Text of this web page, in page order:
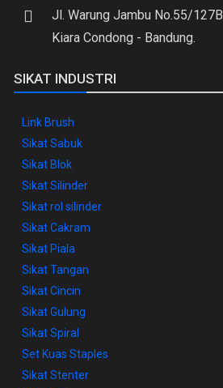
Jl. Warung Jambu No.55/127B
Kiara Condong - Bandung.
SIKAT INDUSTRI
Link Brush
Sikat Sabuk
Sikat Blok
Sikat Silinder
Sikat rol silinder
Sikat Cakram
Sikat Piala
Sikat Tangan
Sikat Cincin
Sikat Gulung
Sikat Spiral
Set Kuas Staples
Sikat Stenter